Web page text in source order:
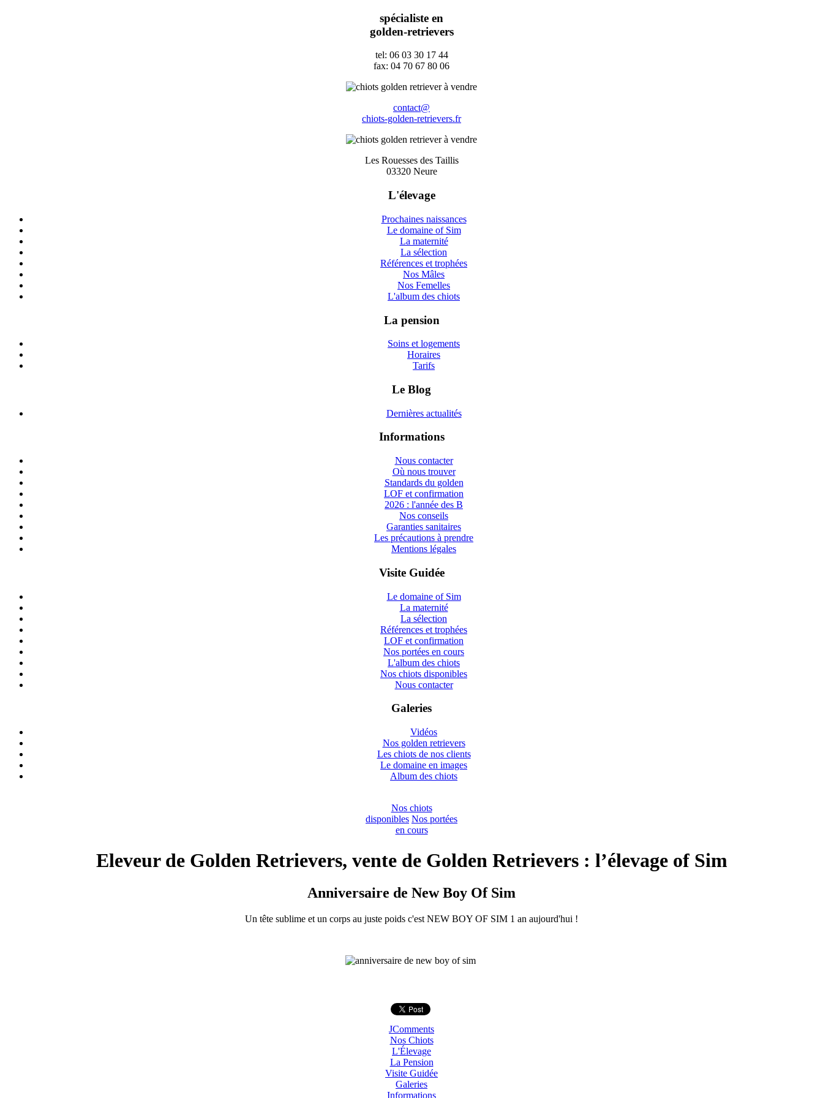
spécialiste en
golden-retrievers
tel: 06 03 30 17 44
fax: 04 70 67 80 06
contact@
chiots-golden-retrievers.fr
Les Rouesses des Taillis
03320 Neure
L'élevage
Prochaines naissances
Le domaine of Sim
La maternité
La sélection
Références et trophées
Nos Mâles
Nos Femelles
L'album des chiots
La pension
Soins et logements
Horaires
Tarifs
Le Blog
Dernières actualités
Informations
Nous contacter
Où nous trouver
Standards du golden
LOF et confirmation
2026 : l'année des B
Nos conseils
Garanties sanitaires
Les précautions à prendre
Mentions légales
Visite Guidée
Le domaine of Sim
La maternité
La sélection
Références et trophées
LOF et confirmation
Nos portées en cours
L'album des chiots
Nos chiots disponibles
Nous contacter
Galeries
Vidéos
Nos golden retrievers
Les chiots de nos clients
Le domaine en images
Album des chiots
Nos chiots
disponibles Nos portées
en cours
Eleveur de Golden Retrievers, vente de Golden Retrievers : l’élevage of Sim
Anniversaire de New Boy Of Sim
Un tête sublime et un corps au juste poids c'est NEW BOY OF SIM 1 an aujourd'hui !
JComments
Nos Chiots
L'Élevage
La Pension
Visite Guidée
Galeries
Informations